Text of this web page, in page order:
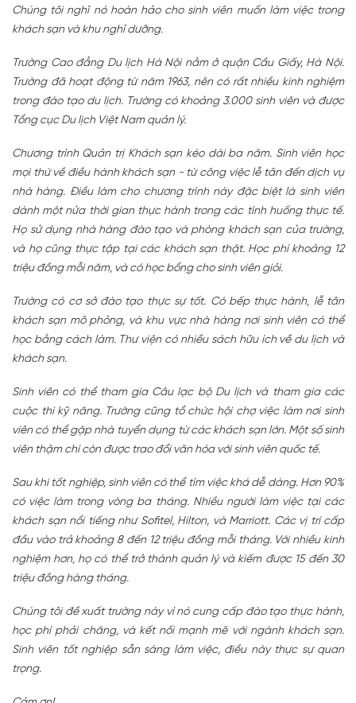
Chúng tôi nghĩ nó hoàn hảo cho sinh viên muốn làm việc trong
khách sạn và khu nghỉ dưỡng.
Trường Cao đẳng Du lịch Hà Nội nằm ở quận Cầu Giấy, Hà Nội.
Trường đã hoạt động từ năm 1963, nên có rất nhiều kinh nghiệm
trong đào tạo du lịch. Trường có khoảng 3.000 sinh viên và được
Tổng cục Du lịch Việt Nam quản lý.
Chương trình Quản trị Khách sạn kéo dài ba năm. Sinh viên học
mọi thứ về điều hành khách sạn - từ công việc lễ tân đến dịch vụ
nhà hàng. Điều làm cho chương trình này đặc biệt là sinh viên
dành một nửa thời gian thực hành trong các tình huống thực tế.
Họ sử dụng nhà hàng đào tạo và phòng khách sạn của trường,
và họ cũng thực tập tại các khách sạn thật. Học phí khoảng 12
triệu đồng mỗi năm, và có học bổng cho sinh viên giỏi.
Trường có cơ sở đào tạo thực sự tốt. Có bếp thực hành, lễ tân
khách sạn mô phỏng, và khu vực nhà hàng nơi sinh viên có thể
học bằng cách làm. Thư viện có nhiều sách hữu ích về du lịch và
khách sạn.
Sinh viên có thể tham gia Câu lạc bộ Du lịch và tham gia các
cuộc thi kỹ năng. Trường cũng tổ chức hội chợ việc làm nơi sinh
viên có thể gặp nhà tuyển dụng từ các khách sạn lớn. Một số sinh
viên thậm chí còn được trao đổi văn hóa với sinh viên quốc tế.
Sau khi tốt nghiệp, sinh viên có thể tìm việc khá dễ dàng. Hơn 90%
có việc làm trong vòng ba tháng. Nhiều người làm việc tại các
khách sạn nổi tiếng như Sofitel, Hilton, và Marriott. Các vị trí cấp
đầu vào trả khoảng 8 đến 12 triệu đồng mỗi tháng. Với nhiều kinh
nghiệm hơn, họ có thể trở thành quản lý và kiếm được 15 đến 30
triệu đồng hàng tháng.
Chúng tôi đề xuất trường này vì nó cung cấp đào tạo thực hành,
học phí phải chăng, và kết nối mạnh mẽ với ngành khách sạn.
Sinh viên tốt nghiệp sẵn sàng làm việc, điều này thực sự quan
trọng.